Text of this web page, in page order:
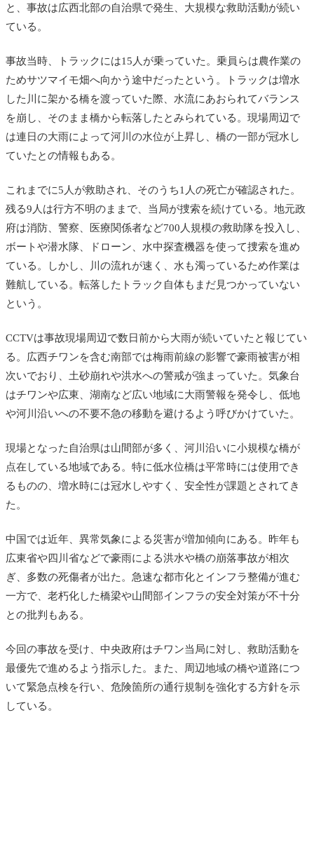
と、事故は広西北部の自治県で発生、大規模な救助活動が続い
ている。
事故当時、トラックには15人が乗っていた。乗員らは農作業の
ためサツマイモ畑へ向かう途中だったという。トラックは増水
した川に架かる橋を渡っていた際、水流にあおられてバランス
を崩し、そのまま橋から転落したとみられている。現場周辺で
は連日の大雨によって河川の水位が上昇し、橋の一部が冠水し
ていたとの情報もある。
これまでに5人が救助され、そのうち1人の死亡が確認された。
残る9人は行方不明のままで、当局が捜索を続けている。地元政
府は消防、警察、医療関係者など700人規模の救助隊を投入し、
ボートや潜水隊、ドローン、水中探査機器を使って捜索を進め
ている。しかし、川の流れが速く、水も濁っているため作業は
難航している。転落したトラック自体もまだ見つかっていない
という。
CCTVは事故現場周辺で数日前から大雨が続いていたと報じてい
る。広西チワンを含む南部では梅雨前線の影響で豪雨被害が相
次いでおり、土砂崩れや洪水への警戒が強まっていた。気象台
はチワンや広東、湖南など広い地域に大雨警報を発令し、低地
や河川沿いへの不要不急の移動を避けるよう呼びかけていた。
現場となった自治県は山間部が多く、河川沿いに小規模な橋が
点在している地域である。特に低水位橋は平常時には使用でき
るものの、増水時には冠水しやすく、安全性が課題とされてき
た。
中国では近年、異常気象による災害が増加傾向にある。昨年も
広東省や四川省などで豪雨による洪水や橋の崩落事故が相次
ぎ、多数の死傷者が出た。急速な都市化とインフラ整備が進む
一方で、老朽化した橋梁や山間部インフラの安全対策が不十分
との批判もある。
今回の事故を受け、中央政府はチワン当局に対し、救助活動を
最優先で進めるよう指示した。また、周辺地域の橋や道路につ
いて緊急点検を行い、危険箇所の通行規制を強化する方針を示
している。